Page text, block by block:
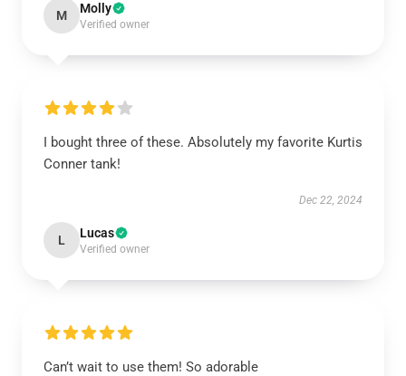
M Molly
Verified owner
I bought three of these. Absolutely my favorite Kurtis
Conner tank!
Dec 22, 2024
L Lucas
Verified owner
Can’t wait to use them! So adorable